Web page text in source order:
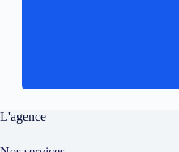
L'agence